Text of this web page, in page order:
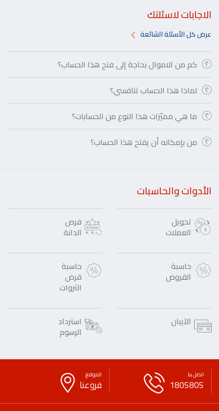
الاجابات لاسئلتك
عرض كل الأسئلة الشائعة
كم من الاموال بحاجة إلى فتح هذا الحساب؟
لماذا هذا الحساب تنافسي؟
ما هي مميّزات هذا النوع من الحسابات؟
من بإمكانه أن يفتح هذا الحساب؟
الأدوات والحاسبات
تحويل
العملات
فرص
الدانة
حاسبة
القروض
حاسبة
قرض
الثروات
الآيبان استرداد
الرسوم
اتصل بنا
1805805
الموقع
فروعنا